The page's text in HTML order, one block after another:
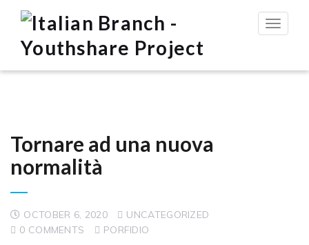
Toggle
Tornare ad una nuova
normalità
OCTOBER 6, 2020
UNCATEGORIZED
0 COMMENTS
PORFIDIO